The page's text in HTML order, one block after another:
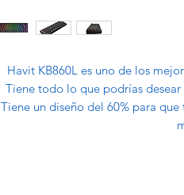
Havit KB860L es uno de los
Tiene todo lo que podrías desear
Tiene un diseño del 60% para